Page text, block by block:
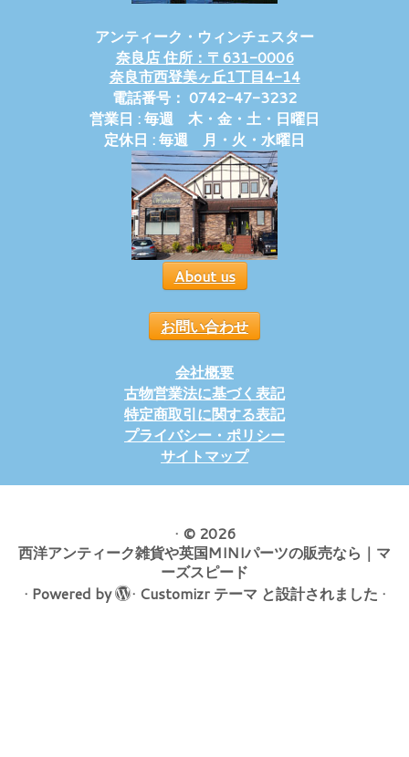
アンティーク・ウィンチェスター
奈良店 住所：〒631-0006
奈良市西登美ヶ丘1丁目4-14
電話番号： 0742-47-3232
営業日 : 毎週 木・金・土・日曜日
定休日 : 毎週 月・火・水曜日
About us
お問い合わせ
会社概要
古物営業法に基づく表記
特定商取引に関する表記
プライバシー・ポリシー
サイトマップ
· © 2026
西洋アンティーク雑貨や英国MINIパーツの販売なら｜マ
ーズスピード
· Powered by · Customizr テーマ と設計されました ·